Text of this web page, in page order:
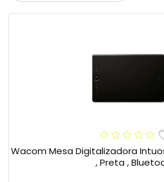
Wacom Mesa Digitalizadora
, Preta ,